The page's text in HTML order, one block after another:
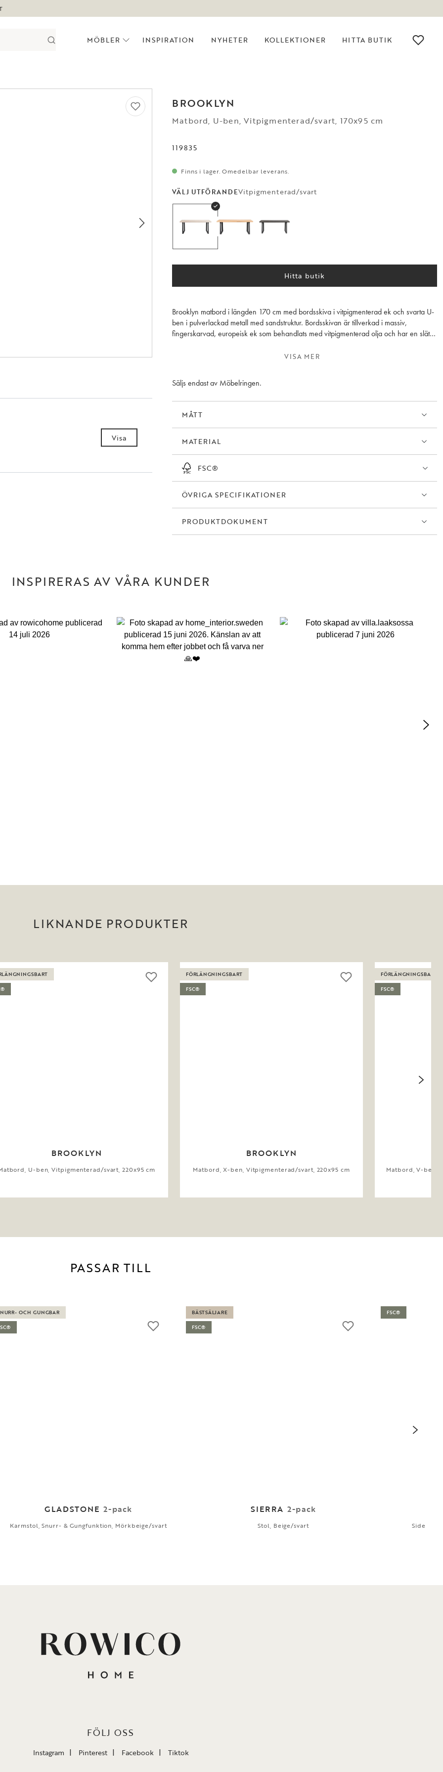
MÖBLER INSPIRATION NYHETER KOLLEKTIONER HITTA BUTIK
Visa
BROOKLYN
Matbord, U-ben, Vitpigmenterad/svart, 170x95 cm
119835
Finns i lager. Omedelbar leverans.
VÄLJ UTFÖRANDEVitpigmenterad/svart
Hitta butik
Brooklyn matbord i längden 170 cm med bordsskiva i vitpigmenterad ek och svarta U-
ben i pulverlackad metall med sandstruktur. Bordsskivan är tillverkad i massiv,
fingerskarvad, europeisk ek som behandlats med vitpigmenterad olja och har en slät
den flexibla Brooklyn Serien - du kan själv genom tre enkla val utforma ditt matbord
Brooklyn Serien ingår även förvaring, soffbord och tv-bänk - samtliga delar är FSC®-
certifierade.
Tänk på att oljebehandlade ytor ska behandlas med möbelolja innan den används och
sedan regelbundet 2- 3 gånger per år. Detta gäller speciellt ett matbords toppskiva, för
att bibehålla motståndskraft mot fläckar och repor. Innan inoljning av möbeln behöver
ytan rengöras för att få bort smuts och fett, en trärengöring avsedd för ändamålet bör
användas.
VISA MER
Säljs endast av Möbelringen.
MÅTT
MATERIAL
FSC®
ÖVRIGA SPECIFIKATIONER
PRODUKTDOKUMENT
INSPIRERAS AV VÅRA KUNDER
LIKNANDE PRODUKTER
BROOKLYN
U-ben, Vitpigmenterad/svart, 220x95 cm
BROOKLYN
Matbord, X-ben, Vitpigmenterad/svart, 220x95 cm
FÖRLÄNGNINGSBART
FSC®
Matbord, V-ben,
FÖRLÄNGNINGSBART
FSC®
PASSAR TILL
GLADSTONE 2-pack
Karmstol, Snurr- & Gungfunktion, Mörkbeige/svart
OCH GUNGBAR
SIERRA 2-pack
Stol, Beige/svart
BÄSTSÄLJARE
FSC®
FSC®
FÖLJ OSS
Instagram Pinterest Facebook Tiktok